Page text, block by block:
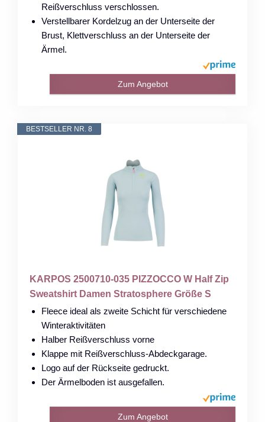
Reißverschluss verschlossen.
Verstellbarer Kordelzug an der Unterseite der
Brust, Klettverschluss an der Unterseite der
Ärmel.
Zum Angebot
BESTSELLER NR. 8
KARPOS 2500710-035 PIZZOCCO W Half Zip
Sweatshirt Damen Stratosphere Größe S
Fleece ideal als zweite Schicht für verschiedene
Winteraktivitäten
Halber Reißverschluss vorne
Klappe mit Reißverschluss-Abdeckgarage.
Logo auf der Rückseite gedruckt.
Der Ärmelboden ist ausgefallen.
Zum Angebot